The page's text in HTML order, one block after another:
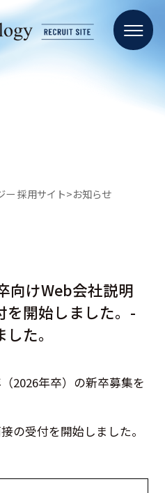
ー 採用サイト お知らせ
向けWeb会社説明
を開始しました。-
た。
2026年卒）の新卒募集を
の受付を開始しました。